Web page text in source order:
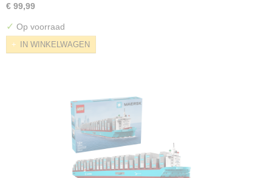
€ 99,99
✓ Op voorraad
IN WINKELWAGEN